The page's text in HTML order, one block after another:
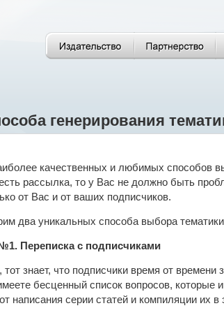
генерирования
качественных и любимых способов
рассылка, то у Вас не должно быть
от Вас и от ваших подписчиков.
два уникальных способа выбора
Переписка с подписчиками
тот знает, что подписчики время от
бесценный список вопросов, которые
написания серии статей и компиляции их